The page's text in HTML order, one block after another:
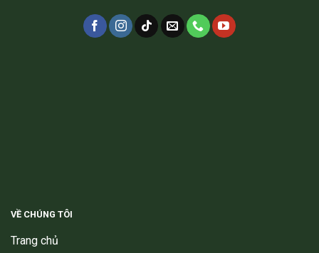
VỀ CHÚNG TÔI
Trang chủ